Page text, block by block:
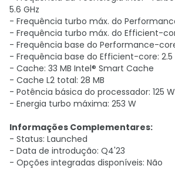
5.6 GHz
- Frequência turbo máx. do
- Frequência turbo máx. do Efficient-
- Frequência base do Performance-
- Frequência base do Efficient-core: 2.5
- Cache: 33 MB Intel® Smart Cache
- Cache L2 total: 28 MB
- Potência básica do processador: 125 W
- Energia turbo máxima: 253 W
Informações Complementares:
- Status: Launched
- Data de introdução: Q4'23
- Opções integradas disponíveis: Não